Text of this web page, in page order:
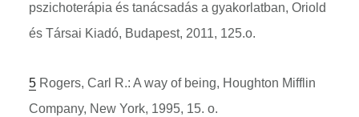
pszichoterápia és tanácsadás a gyakorlatban, Oriold
és Társai Kiadó, Budapest, 2011, 125.o.
5Rogers, Carl R.: A way of being, Houghton Mifflin
Company, New York, 1995, 15. o.